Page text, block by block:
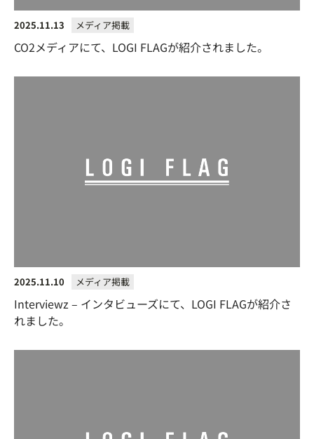
2025.11.13 メディア掲載
CO2メディアにて、LOGI FLAGが紹介されました。
2025.11.10 メディア掲載
Interviewz – インタビューズにて、LOGI FLAGが紹介さ
れました。